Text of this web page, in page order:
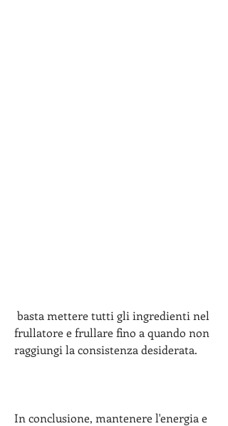
frullatore e frullare fino a quando non
raggiungi la consistenza desiderata.
In conclusione, mantenere l'energia e